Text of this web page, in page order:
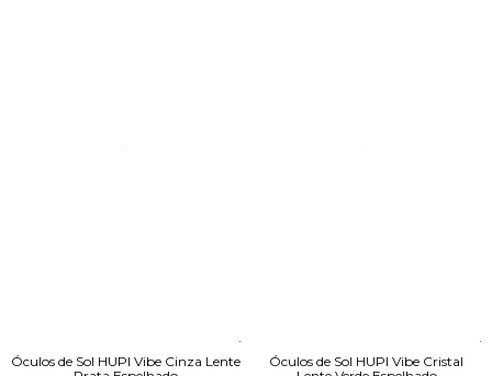
Óculos de Sol HUPI Vibe Cinza Lente
Óculos de Sol HUPI Vibe Cristal